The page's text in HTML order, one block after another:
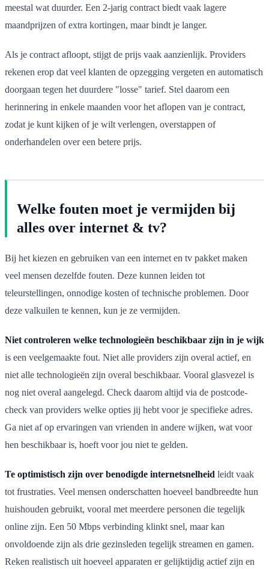
meestal wat duurder. Een 2-jarig contract biedt vaak lagere
maandprijzen of extra kortingen, maar bindt je langer.
Als je contract afloopt, stijgt de prijs vaak aanzienlijk. Providers
rekenen erop dat veel klanten de opzegging vergeten en automatisch
doorgaan tegen het duurdere "losse" tarief. Stel daarom een
herinnering in enkele maanden voor het aflopen van je contract,
zodat je kunt kijken of je wilt verlengen, overstappen of
onderhandelen over een betere prijs.
Welke fouten moet je vermijden bij
alles over internet & tv?
Bij het kiezen en gebruiken van een internet en tv pakket maken
veel mensen dezelfde fouten. Deze kunnen leiden tot
teleurstellingen, onnodige kosten of technische problemen. Door
deze valkuilen te kennen, kun je ze vermijden.
Niet controleren welke technologieën beschikbaar zijn in je wijk
is een veelgemaakte fout. Niet alle providers zijn overal actief, en
niet alle technologieën zijn overal beschikbaar. Vooral glasvezel is
nog niet overal aangelegd. Check daarom altijd via de postcode-
check van providers welke opties jij hebt voor je specifieke adres.
Ga niet af op ervaringen van vrienden in andere wijken, wat voor
hen beschikbaar is, hoeft voor jou niet te gelden.
Te optimistisch zijn over benodigde internetsnelheid leidt vaak
tot frustraties. Veel mensen onderschatten hoeveel bandbreedte hun
huishouden gebruikt, vooral met meerdere personen die tegelijk
online zijn. Een 50 Mbps verbinding klinkt snel, maar kan
onvoldoende zijn als drie gezinsleden tegelijk streamen en gamen.
Reken realistisch uit hoeveel apparaten er gelijktijdig actief zijn en